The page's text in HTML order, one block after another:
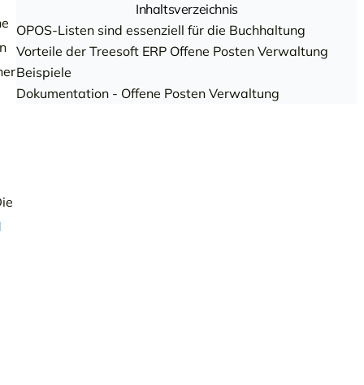
Inhaltsverzeichnis
OPOS-Listen sind essenziell für die Buchhaltung
Vorteile der Treesoft ERP Offene Posten Verwaltung
Beispiele
Dokumentation - Offene Posten Verwaltung